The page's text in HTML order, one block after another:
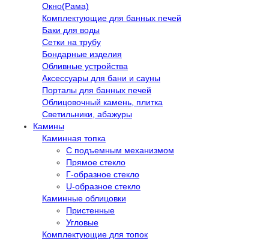
Окно(Рама)
Комплектующие для банных печей
Баки для воды
Сетки на трубу
Бондарные изделия
Обливные устройства
Аксессуары для бани и сауны
Порталы для банных печей
Облицовочный камень, плитка
Светильники, абажуры
Камины
Каминная топка
С подъемным механизмом
Прямое стекло
Г-образное стекло
U-образное стекло
Каминные облицовки
Пристенные
Угловые
Комплектующие для топок